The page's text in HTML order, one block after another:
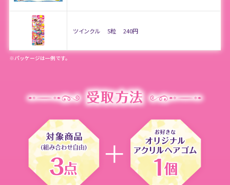
ツインクル 5粒 240円
※パッケージは一例です。